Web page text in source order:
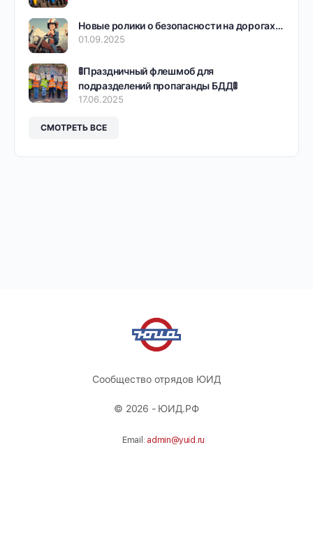
Новые ролики о безопасности на дорогах…
01.09.2025
🚦Праздничный флешмоб для
подразделений пропаганды БДД🚦
17.06.2025
СМОТРЕТЬ ВСЕ
Сообщество отрядов ЮИД
© 2026 - ЮИД.РФ
Email: admin@yuid.ru